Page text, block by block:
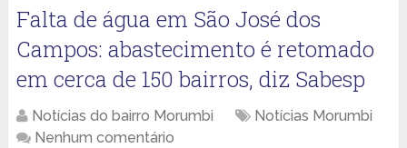
Falta de água em São José dos
Campos: abastecimento é retomado
em cerca de 150 bairros, diz Sabesp
Notícias do bairro Morumbi
Notícias Morumbi
Nenhum comentário